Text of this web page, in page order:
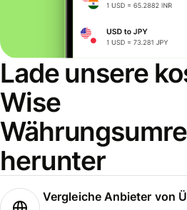
Lade unsere
Wise
herunter
Vergleiche Anbieter von